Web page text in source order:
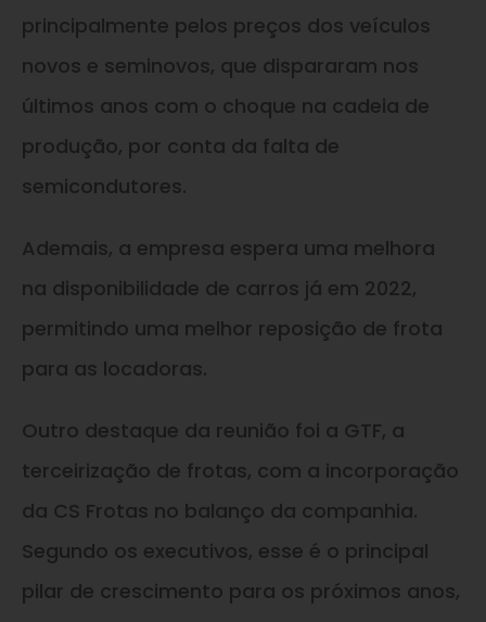
principalmente pelos preços dos veículos
novos e seminovos, que dispararam nos
últimos anos com o choque na cadeia de
produção, por conta da falta de
semicondutores.
Ademais, a empresa espera uma melhora
na disponibilidade de carros já em 2022,
permitindo uma melhor reposição de frota
para as locadoras.
Outro destaque da reunião foi a GTF, a
terceirização de frotas, com a incorporação
da CS Frotas no balanço da companhia.
Segundo os executivos, esse é o principal
pilar de crescimento para os próximos anos,